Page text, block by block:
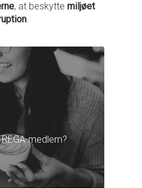
, at beskytte miljøet
.
medlem?